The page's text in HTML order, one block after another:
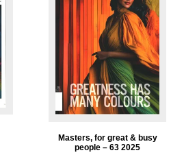
Masters, for great & busy
people – 63 2025